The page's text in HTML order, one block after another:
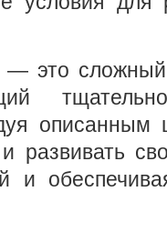
— это
развивать
и